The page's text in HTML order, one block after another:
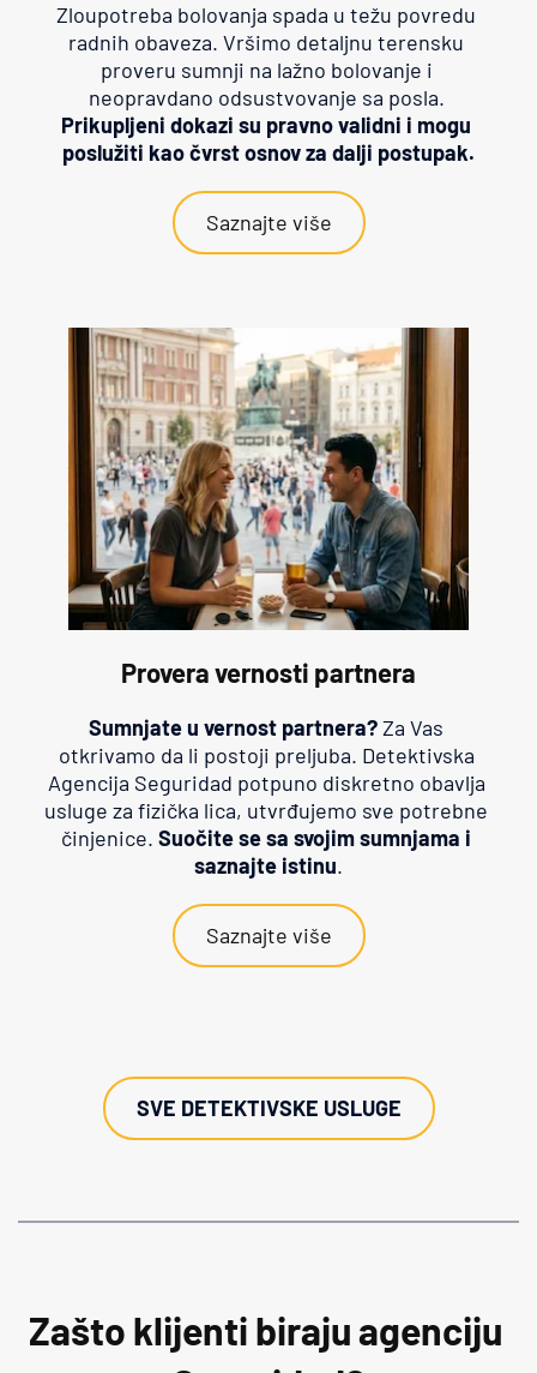
Zloupotreba bolovanja spada u težu povredu
radnih obaveza. Vršimo detaljnu terensku
proveru sumnji na lažno bolovanje i
Prikupljeni dokazi su pravno validni i mogu
poslužiti kao čvrst osnov za dalji postupak.
Saznajte više
Provera vernosti partnera
Sumnjate u vernost partnera? Za Vas
otkrivamo da li postoji preljuba. Detektivska
Agencija Seguridad potpuno diskretno obavlja
usluge za fizička lica, utvrđujemo sve potrebne
činjenice. Suočite se sa svojim sumnjama i
saznajte istinu.
Saznajte više
SVE DETEKTIVSKE USLUGE
Zašto klijenti biraju agenciju